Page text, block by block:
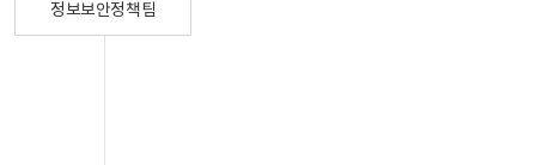
정보보안정책팀